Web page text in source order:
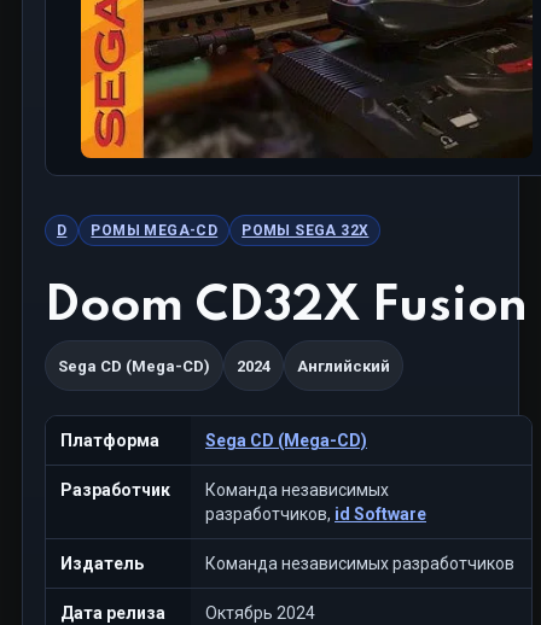
D РОМЫ MEGA-CD РОМЫ SEGA 32X
Doom CD32X Fusion
Sega CD (Mega-CD) 2024 Английский
Платформа Sega CD (Mega-CD)
Разработчик
Команда независимых
разработчиков, id Software
Издатель Команда независимых разработчиков
Дата релиза Октябрь 2024